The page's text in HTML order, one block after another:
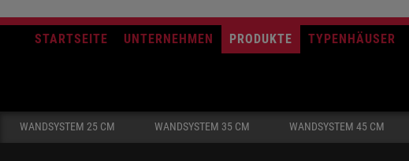
STARTSEITE UNTERNEHMEN PRODUKTE TYPENHÄUSER
WANDSYSTEM 25 CM WANDSYSTEM 35 CM WANDSYSTEM 45 CM